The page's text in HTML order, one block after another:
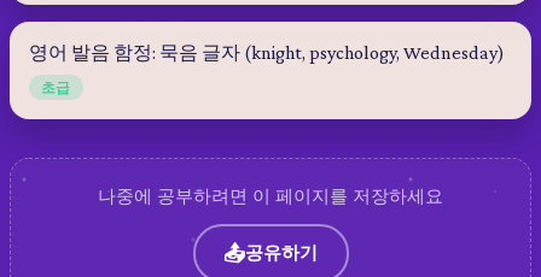
영어 발음 함정: 묵음 글자 (knight, psychology, Wednesday)
초급
나중에 공부하려면 이 페이지를 저장하세요
📤공유하기